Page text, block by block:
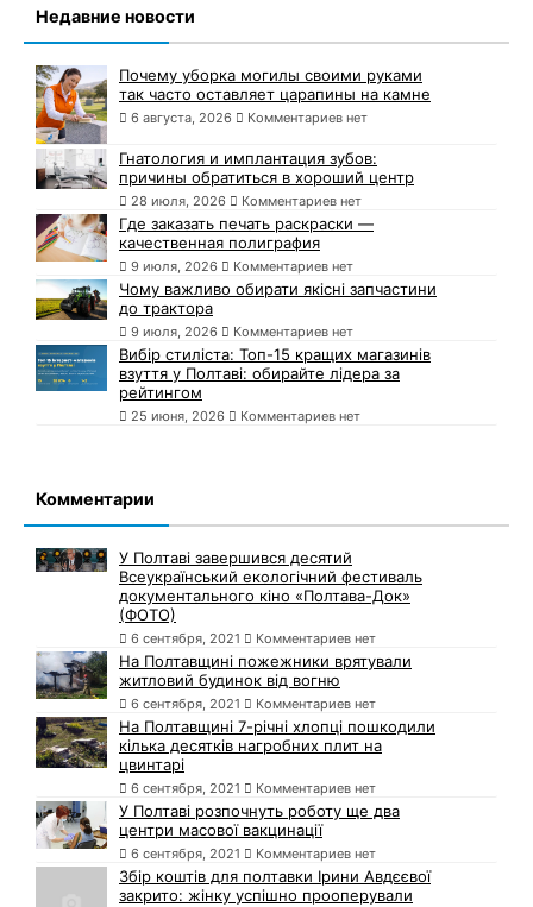
Недавние новости
Почему уборка могилы своими руками
так часто оставляет царапины на камне
6 августа, 2026 Комментариев нет
Гнатология и имплантация зубов:
причины обратиться в хороший центр
28 июля, 2026 Комментариев нет
Где заказать печать раскраски —
качественная полиграфия
9 июля, 2026 Комментариев нет
Чому важливо обирати якісні запчастини
до трактора
9 июля, 2026 Комментариев нет
Вибір стиліста: Топ-15 кращих магазинів
взуття у Полтаві: обирайте лідера за
рейтингом
25 июня, 2026 Комментариев нет
Комментарии
У Полтаві завершився десятий
Всеукраїнський екологічний фестиваль
документального кіно «Полтава-Док»
(ФОТО)
6 сентября, 2021 Комментариев нет
На Полтавщині пожежники врятували
житловий будинок від вогню
6 сентября, 2021 Комментариев нет
На Полтавщині 7-річні хлопці пошкодили
кілька десятків нагробних плит на
цвинтарі
6 сентября, 2021 Комментариев нет
У Полтаві розпочнуть роботу ще два
центри масової вакцинації
6 сентября, 2021 Комментариев нет
Збір коштів для полтавки Ірини Авдєєвої
закрито: жінку успішно прооперували